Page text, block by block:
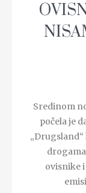
Sredinom
počela je
ovisnike